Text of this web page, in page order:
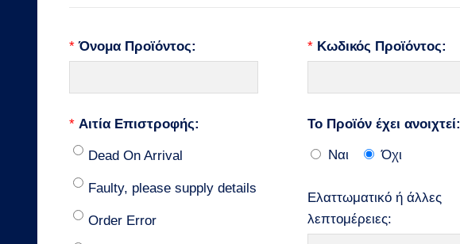
* Όνομα Προϊόντος: * Κωδικός Προϊόντος:
* Αιτία Επιστροφής:
Dead On Arrival
Faulty, please supply details
Order Error
Το Προϊόν έχει ανοιχτεί:
Ναι Όχι
Ελαττωματικό ή άλλες
λεπτομέρειες: